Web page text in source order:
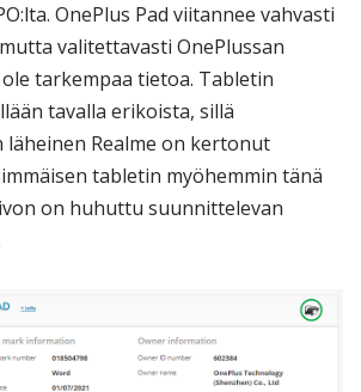
OnePlus Pad viitannee vahvasti
valitettavasti OnePlussan
tarkempaa tietoa. Tabletin
tavalla erikoista, sillä
läheinen Realme on kertonut
tabletin myöhemmin tänä
on huhuttu suunnittelevan